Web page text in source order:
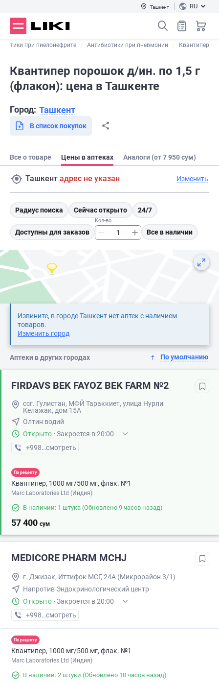
Ташкент RU
при пиелонефрите Антибиотики при пневмонии Квантипер
Квантипер порошок д/ин. по 1,5 г
(флакон): цена в Ташкенте
Город: Ташкент
В список покупок
Все о товаре Цены в аптеках Аналоги (от 7 950 сум)
Ташкент адрес не указан Изменить
Радиус поиска Сейчас открыто 24/7
Доступны для заказов
Кол-во
Все в наличии
Извините, в городе Ташкент нет аптек с наличием
товаров.
Изменить город
Аптеки в других городах По умолчанию
FIRDAVS BEK FAYOZ BEK FARM №2
ссг. Гулистан, МФЙ Тараккиет, улица Нурли
Келажак, дом 15А
Олтин водий
Открыто · Закроется в 20:00
+998 (93) XXX-XX-XX
смотреть
По рецепту
Квантипер, 1000 мг/500 мг, флак. №1
Marc Laboratories Ltd (Индия)
В наличии: 1 штука (Обновлено 9 часов назад)
57 400 сум
MEDICORE PHARM MCHJ
г. Джизак, Иттифок МСГ, 24А (Микрорайон 3/1)
Напротив Эндокринологический центр
Открыто · Закроется в 20:00
+998 (90) XXX-XX-XX
смотреть
По рецепту
Квантипер, 1000 мг/500 мг, флак. №1
Marc Laboratories Ltd (Индия)
В наличии: 2 штуки (Обновлено 10 часов назад)